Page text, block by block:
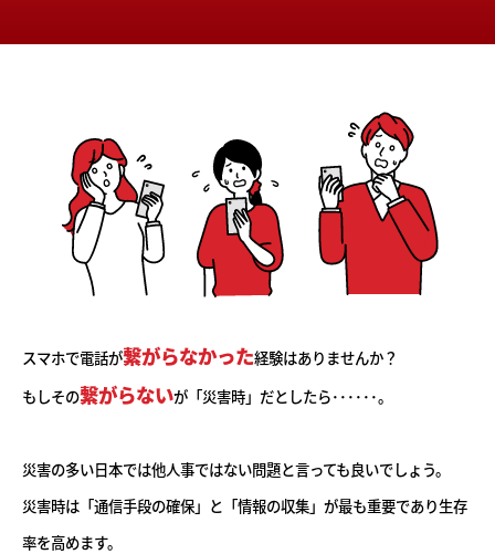
スマホで電話が繋がらなかった経験はありませんか？
もしその繋がらないが「災害時」だとしたら･･････。
災害の多い日本では他人事ではない問題と言っても良いでしょう。
災害時は「通信手段の確保」と「情報の収集」が最も重要であり生存
率を高めます。